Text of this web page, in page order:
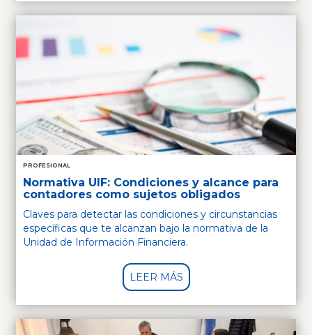
PROFESIONAL
Normativa UIF: Condiciones y alcance para
contadores como sujetos obligados
Claves para detectar las condiciones y circunstancias
específicas que te alcanzan bajo la normativa de la
Unidad de Información Financiera.
LEER MÁS